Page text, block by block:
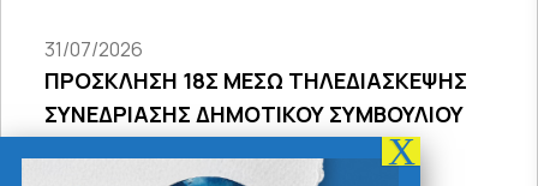
31/07/2026
ΠΡΟΣΚΛΗΣΗ 18Σ ΜΕΣΩ ΤΗΛΕΔΙΑΣΚΕΨΗΣ
ΣΥΝΕΔΡΙΑΣΗΣ ΔΗΜΟΤΙΚΟΥ ΣΥΜΒΟΥΛΙΟΥ